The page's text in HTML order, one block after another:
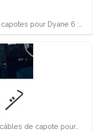
pour Dyane 6 :…
de capote pour…